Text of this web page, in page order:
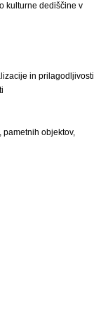
kulturne dediščine v
in prilagodljivosti
pametnih objektov,